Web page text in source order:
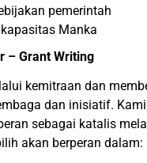
pemerintah
Manka
– Grant Writing
kemitraan dan
dan inisiatif.
sebagai katalis
akan berperan dalam: